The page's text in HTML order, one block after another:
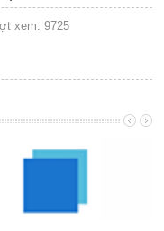
xem: 9725